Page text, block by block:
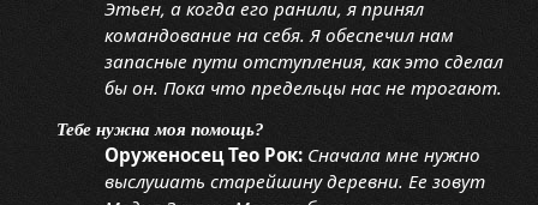
Этьен, а когда его ранили, я принял
командование на себя. Я обеспечил нам
запасные пути отступления, как это сделал
бы он. Пока что предельцы нас не трогают.
Тебе нужна моя помощь?
Оруженосец Тео Рок: Сначала мне нужно
выслушать старейшину деревни. Ее зовут